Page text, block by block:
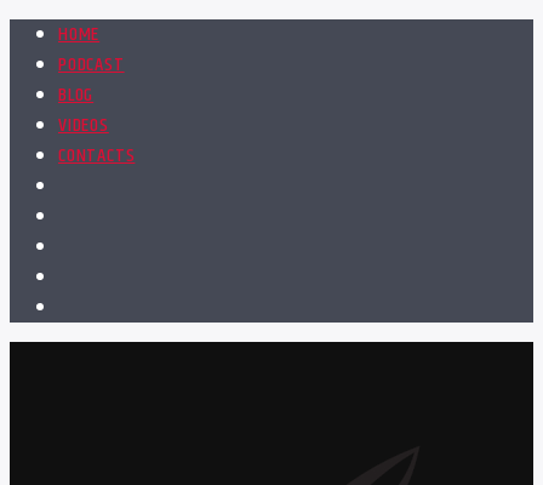
HOME
PODCAST
BLOG
VIDEOS
CONTACTS